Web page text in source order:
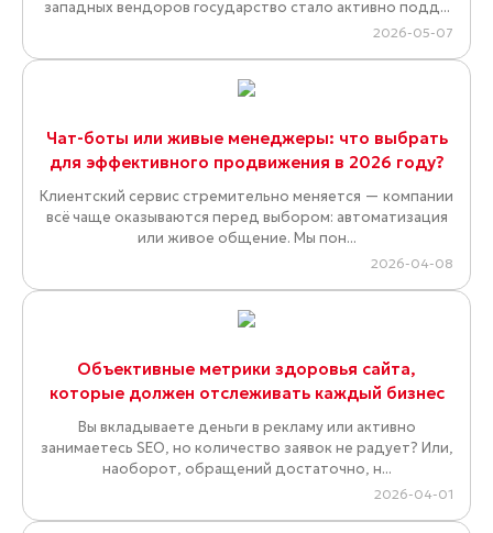
западных вендоров государство стало активно подд...
2026-05-07
Чат-боты или живые менеджеры: что выбрать
для эффективного продвижения в 2026 году?
Клиентский сервис стремительно меняется — компании
всё чаще оказываются перед выбором: автоматизация
или живое общение. Мы пон...
2026-04-08
Объективные метрики здоровья сайта,
которые должен отслеживать каждый бизнес
Вы вкладываете деньги в рекламу или активно
занимаетесь SEO, но количество заявок не радует? Или,
наоборот, обращений достаточно, н...
2026-04-01